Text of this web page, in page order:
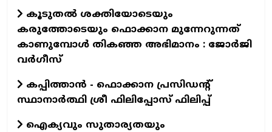
കൂടുതൽ ശക്തിയോടെയും
കരുത്തോടെയും ഫൊക്കാന മുന്നേറുന്നത്
കാണുമ്പോൾ തികഞ്ഞ അഭിമാനം : ജോർജി
വർഗീസ്
കപ്പിത്താൻ - ഫൊക്കാന പ്രസിഡന്റ്
സ്ഥാനാർത്ഥി ശ്രീ ഫിലിപ്പോസ് ഫിലിപ്പ്
ഐക്യവും സുതാര്യതയും